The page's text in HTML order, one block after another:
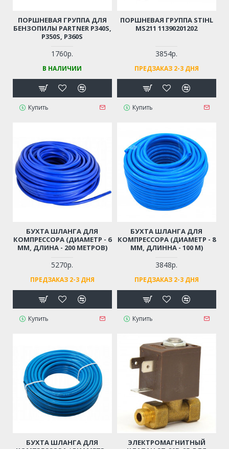
ПОРШНЕВАЯ ГРУППА ДЛЯ
БЕНЗОПИЛЫ PARTNER P340S,
P350S, P360S
1760р.
В НАЛИЧИИ
Купить
ПОРШНЕВАЯ ГРУППА STIHL
MS211 11390201202
3854р.
ПРЕДЗАКАЗ 2-3 ДНЯ
Купить
БУХТА ШЛАНГА ДЛЯ
КОМПРЕССОРА (ДИАМЕТР - 6
ММ, ДЛИНА - 200 МЕТРОВ)
5270р.
ПРЕДЗАКАЗ 2-3 ДНЯ
Купить
БУХТА ШЛАНГА ДЛЯ
КОМПРЕССОРА (ДИАМЕТР - 8
ММ, ДЛИННА - 100 М)
3848р.
ПРЕДЗАКАЗ 2-3 ДНЯ
Купить
БУХТА ШЛАНГА ДЛЯ
ЭЛЕКТРОМАГНИТНЫЙ